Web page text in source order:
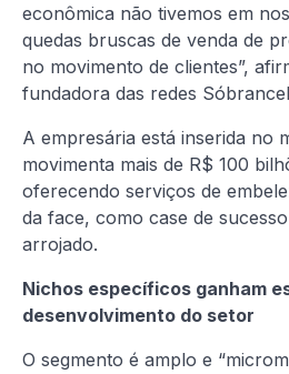
econômica não tivemos em
quedas bruscas de venda de
no movimento de clientes”,
fundadora das redes
A empresária está inserida no
movimenta mais de R$ 100
oferecendo serviços de
da face, como case de
arrojado.
Nichos específicos ganham
desenvolvimento do setor
O segmento é amplo e